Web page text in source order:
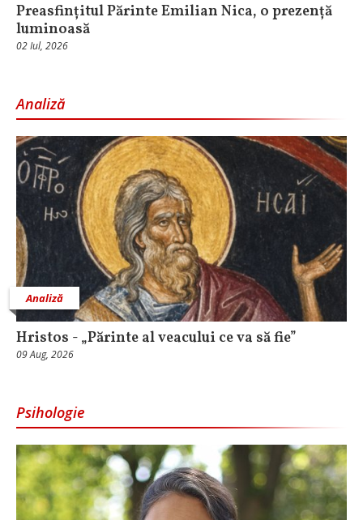
Preasfințitul Părinte Emilian Nica, o prezență
luminoasă
02 Iul, 2026
Analiză
Analiză
Hristos - „Părinte al veacului ce va să fie”
09 Aug, 2026
Psihologie